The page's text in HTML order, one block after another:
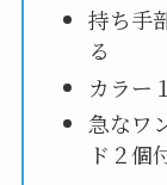
持ち手
る
カラー
急なワ
ド２個